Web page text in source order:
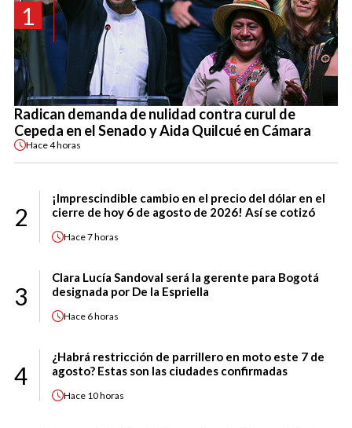
1
Radican demanda de nulidad contra curul de
Cepeda en el Senado y Aida Quilcué en Cámara
Hace4 horas
2
¡Imprescindible cambio en el precio del dólar en el
cierre de hoy 6 de agosto de 2026! Así se cotizó
Hace7 horas
3
Clara Lucía Sandoval será la gerente para Bogotá
designada por De la Espriella
Hace 6 horas
4
¿Habrá restricción de parrillero en moto este 7 de
agosto? Estas son las ciudades confirmadas
Hace 10 horas